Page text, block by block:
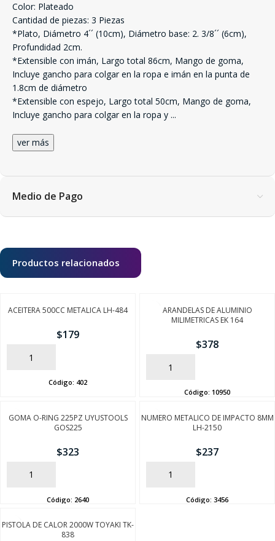
Color: Plateado
Cantidad de piezas: 3 Piezas
*Plato, Diámetro 4´´ (10cm), Diámetro base: 2. 3/8´´ (6cm),
Profundidad 2cm.
*Extensible con imán, Largo total 86cm, Mango de goma,
Incluye gancho para colgar en la ropa e imán en la punta de
1.8cm de diámetro
*Extensible con espejo, Largo total 50cm, Mango de goma,
Incluye gancho para colgar en la ropa y ...
ver más
Medio de Pago
Productos relacionados
ACEITERA 500CC METALICA LH-484
$179
AÑADIR
Código: 402
ARANDELAS DE ALUMINIO
MILIMETRICAS EK 164
$378
AÑADIR
Código: 10950
GOMA O-RING 225PZ UYUSTOOLS
GOS225
$323
AÑADIR
Código: 2640
NUMERO METALICO DE IMPACTO 8MM
LH-2150
$237
AÑADIR
Código: 3456
PISTOLA DE CALOR 2000W TOYAKI TK-
838